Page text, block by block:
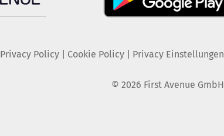
Privacy Policy| Cookie Policy| Privacy Einstellungen
© 2026 First Avenue GmbH